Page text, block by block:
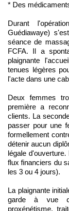
* Des
Durant
Guédiawaye)
séance de
FCFA. Il a
plaignante
tenues légères
l'acte dans une
Deux femmes
première a
clients. La
passer pour une
formellement
détenir aucun
légale
flux financiers du
les 3 ou 4 jours).
La plaignante
garde à vue
proxénétisme,